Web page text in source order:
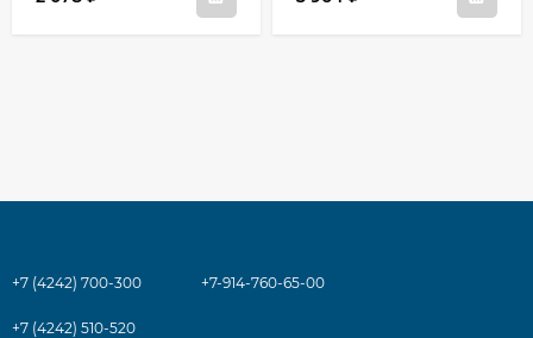
+7 (4242) 700-300 +7-914-760-65-00
+7 (4242) 510-520